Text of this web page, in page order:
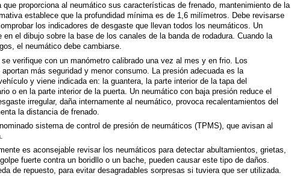
que proporciona al neumático sus características de frenado, mantenimiento de la
establece que la profundidad mínima es de 1,6 milímetros. Debe revisarse
los indicadores de desgaste que llevan todos los neumáticos. Un
el dibujo sobre la base de los canales de la banda de rodadura. Cuando la
el neumático debe cambiarse.
se verifique con un manómetro calibrado una vez al mes y en frio. Los
más seguridad y menor consumo. La presión adecuada es la
y viene indicada en: la guantera, la parte interior de la tapa del
o en la parte interior de la puerta. Un neumático con baja presión reduce el
irregular, daña internamente al neumático, provoca recalentamientos del
la distancia de frenado.
sistema de control de presión de neumáticos (TPMS), que avisan al
es aconsejable revisar los neumáticos para detectar abultamientos, grietas,
fuerte contra un boridllo o un bache, pueden causar este tipo de daños.
de repuesto, para evitar desagradables sorpresas si tuviera que ser utilizada.